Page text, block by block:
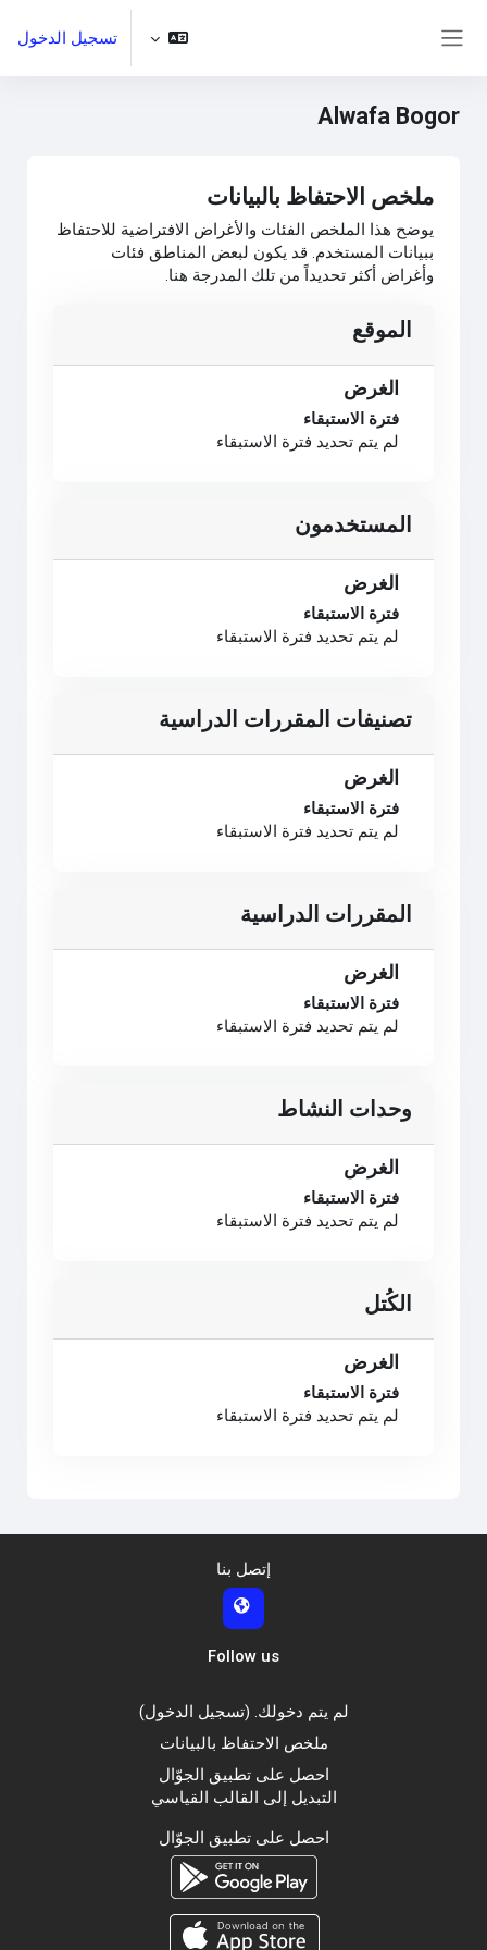
تسجيل الدخول
Alwafa Bogor
ملخص الاحتفاظ بالبيانات
يوضح هذا الملخص الفئات والأغراض الافتراضية للاحتفاظ
ببيانات المستخدم. قد يكون لبعض المناطق فئات
وأغراض أكثر تحديداً من تلك المدرجة هنا.
الموقع
الغرض
فترة الاستبقاء
لم يتم تحديد فترة الاستبقاء
المستخدمون
الغرض
فترة الاستبقاء
لم يتم تحديد فترة الاستبقاء
تصنيفات المقررات الدراسية
الغرض
فترة الاستبقاء
لم يتم تحديد فترة الاستبقاء
المقررات الدراسية
الغرض
فترة الاستبقاء
لم يتم تحديد فترة الاستبقاء
وحدات النشاط
الغرض
فترة الاستبقاء
لم يتم تحديد فترة الاستبقاء
الكُتل
الغرض
فترة الاستبقاء
لم يتم تحديد فترة الاستبقاء
إتصل بنا
Follow us
لم يتم دخولك. (تسجيل الدخول)
ملخص الاحتفاظ بالبيانات
احصل على تطبيق الجوّال
التبديل إلى القالب القياسي
احصل على تطبيق الجوّال